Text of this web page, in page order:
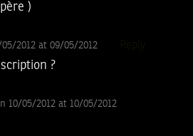
)
2012 at 09/05/2012
?
10/05/2012 at 10/05/2012